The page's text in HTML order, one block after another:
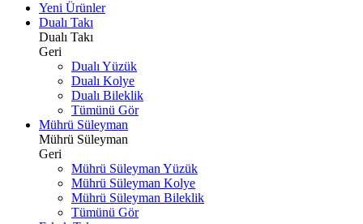
Yeni Ürünler
Dualı Takı
Dualı Takı
Geri
Dualı Yüzük
Dualı Kolye
Dualı Bileklik
Tümünü Gör
Mührü Süleyman
Mührü Süleyman
Geri
Mührü Süleyman Yüzük
Mührü Süleyman Kolye
Mührü Süleyman Bileklik
Tümünü Gör